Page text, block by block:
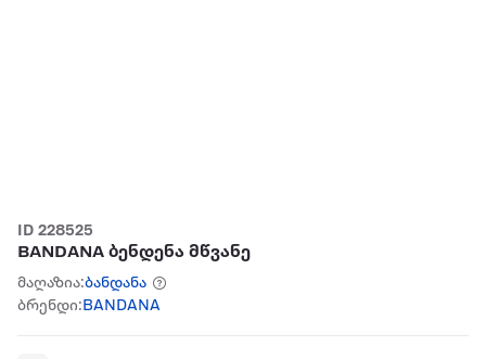
ID 228525
BANDANA ბენდენა მწვანე
მაღაზია:ბანდანა
ბრენდი: BANDANA